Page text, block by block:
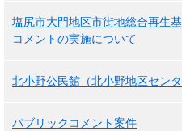
塩尻市大門地区市街地総合再生
コメントの実施について
北小野公民館（北小野地区セン
パブリックコメント案件